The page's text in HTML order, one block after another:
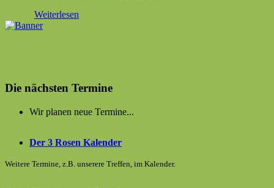
Weiterlesen
Die nächsten Termine
Wir planen neue Termine...
Der 3 Rosen Kalender
Weitere Termine, z.B. unserere Treffen, im Kalender.